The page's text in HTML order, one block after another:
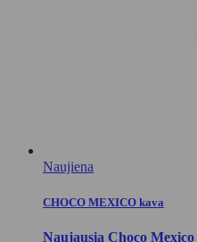
Naujiena
CHOCO MEXICO kava
Naujausia Choco Mexico